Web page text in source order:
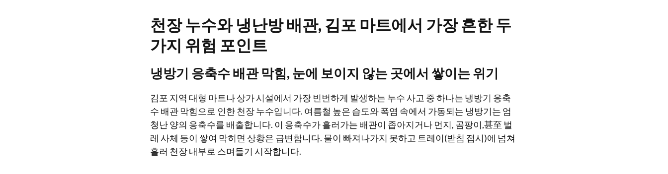
천장 누수와 냉난방 배관, 김포 마트에서 가장 흔한 두
가지 위험 포인트
냉방기 응축수 배관 막힘, 눈에 보이지 않는 곳에서 쌓이는 위기
김포 지역 대형 마트나 상가 시설에서 가장 빈번하게 발생하는 누수 사고 중 하나는 냉방기 응축
수 배관 막힘으로 인한 천장 누수입니다. 여름철 높은 습도와 폭염 속에서 가동되는 냉방기는 엄
청난 양의 응축수를 배출합니다. 이 응축수가 흘러가는 배관이 좁아지거나 먼지, 곰팡이,甚至 벌
레 사체 등이 쌓여 막히면 상황은 급변합니다. 물이 빠져나가지 못하고 트레이(받침 접시)에 넘쳐
흘러 천장 내부로 스며들기 시작합니다.